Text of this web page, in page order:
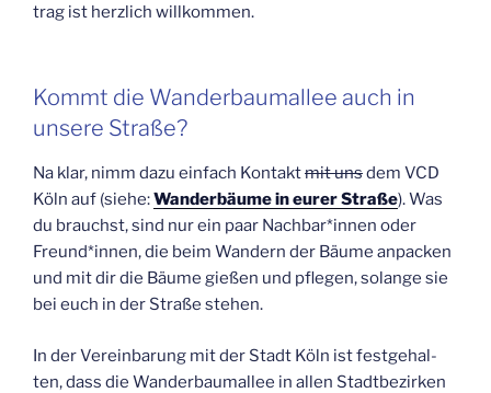
trag ist herz­lich willkommen.
Kommt die Wan­der­baum­al­lee auch in
unse­re Straße?
Na klar, nimm dazu ein­fach Kon­taktmit unsdem VCD
Köln auf (sie­he:Wan­der­bäu­me in eurer Stra­ße). Was
du brauchst, sind nur ein paar Nachbar*innen oder
Freund*innen, die beim Wan­dern der Bäu­me anpa­cken
und mit dir die Bäu­me gie­ßen und pfle­gen, solan­ge sie
bei euch in der Stra­ße stehen.
In der Ver­ein­ba­rung mit der Stadt Köln ist fest­ge­hal­
ten, dass die Wan­der­baum­al­lee in allen Stadt­be­zir­ken